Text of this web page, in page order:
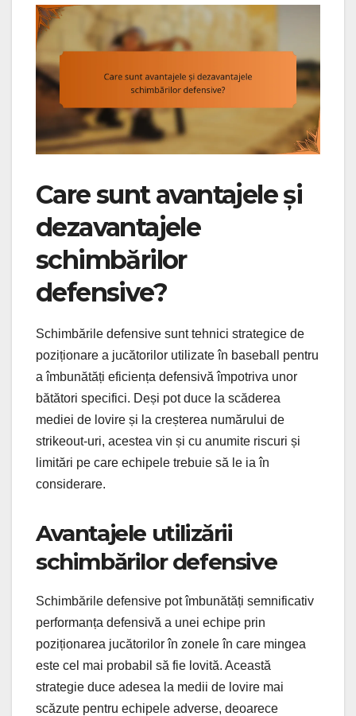
Care sunt avantajele și
dezavantajele
schimbărilor
defensive?
Schimbările defensive sunt tehnici strategice de
poziționare a jucătorilor utilizate în baseball pentru
a îmbunătăți eficiența defensivă împotriva unor
bătători specifici. Deși pot duce la scăderea
mediei de lovire și la creșterea numărului de
strikeout-uri, acestea vin și cu anumite riscuri și
limitări pe care echipele trebuie să le ia în
considerare.
Avantajele utilizării
schimbărilor defensive
Schimbările defensive pot îmbunătăți semnificativ
performanța defensivă a unei echipe prin
poziționarea jucătorilor în zonele în care mingea
este cel mai probabil să fie lovită. Această
strategie duce adesea la medii de lovire mai
scăzute pentru echipele adverse, deoarece